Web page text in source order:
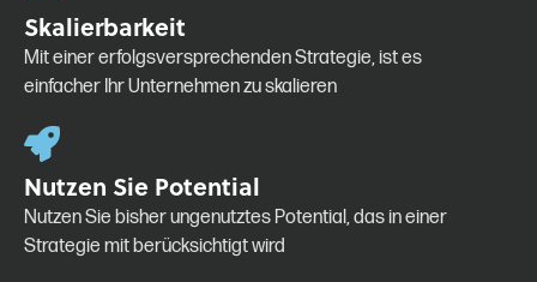
Skalierbarkeit
Mit einer erfolgsversprechenden Strategie, ist es
einfacher Ihr Unternehmen zu skalieren
Nutzen Sie Potential
Nutzen Sie bisher ungenutztes Potential, das in einer
Strategie mit berücksichtigt wird